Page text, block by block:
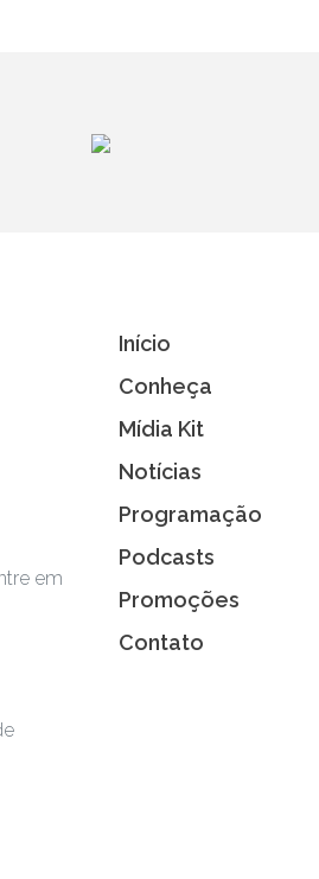
em
Início
Conheça
Mídia Kit
Notícias
Programação
Podcasts
Promoções
Contato